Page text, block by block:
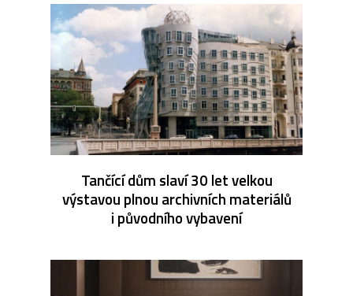
Tančící dům slaví 30 let velkou
výstavou plnou archivních materiálů
i původního vybavení